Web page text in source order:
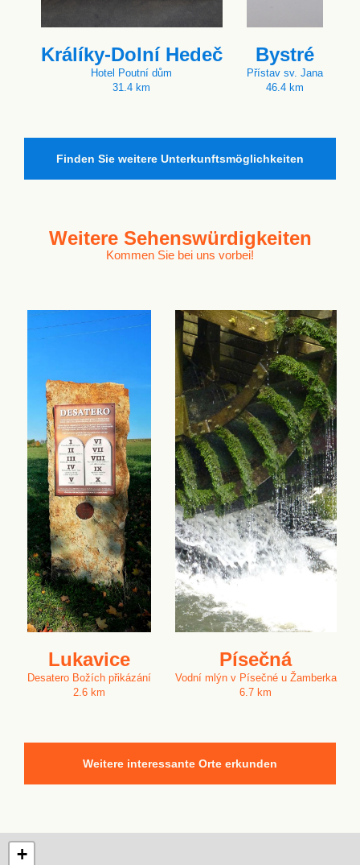
Králíky-Dolní Hedeč
Hotel Poutní dům
31.4 km
Bystré
Přístav sv. Jana
46.4 km
Finden Sie weitere Unterkunftsmöglichkeiten
Weitere Sehenswürdigkeiten
Kommen Sie bei uns vorbei!
Lukavice
Desatero Božích přikázání
2.6 km
Písečná
Vodní mlýn v Písečné u Žamberka
6.7 km
Weitere interessante Orte erkunden
+